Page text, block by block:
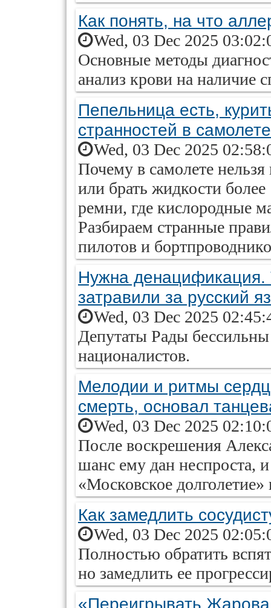
Как понять, на что
Wed, 03 Dec 2025
Основные методы
анализ крови на наличие
Пепельница есть,
странностей в самолете
Wed, 03 Dec 2025
Почему в самолете
или брать жидкости
ремни, где кислородные
Разбираем странные
пилотов и
Нужна денацификация.
затравили за русский
Wed, 03 Dec 2025
Депутаты Рады
националистов.
Мелодии и ритмы
смерть, основал
Wed, 03 Dec 2025
После воскрешения
шанс ему дан неспроста,
«Московское долголетие»
Как замедлить
Wed, 03 Dec 2025
Полностью обратить
но замедлить ее
«Переигрывать